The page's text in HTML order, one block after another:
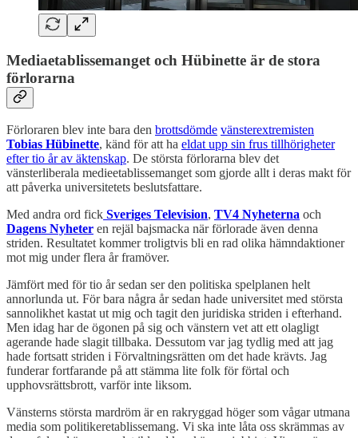
Mediaetablissemanget och Hübinette är de stora
förlorarna
Förloraren blev inte bara den brottsdömde vänsterextremisten
Tobias Hübinette, känd för att ha eldat upp sin frus tillhörigheter
efter tio år av äktenskap. De största förlorarna blev det
vänsterliberala medieetablissemanget som gjorde allt i deras makt för
att påverka universitetets beslutsfattare.
Med andra ord fick Sveriges Television, TV4 Nyheterna och
Dagens Nyheter en rejäl bajsmacka när förlorade även denna
striden. Resultatet kommer troligtvis bli en rad olika hämndaktioner
mot mig under flera år framöver.
Jämfört med för tio år sedan ser den politiska spelplanen helt
annorlunda ut. För bara några år sedan hade universitet med största
sannolikhet kastat ut mig och tagit den juridiska striden i efterhand.
Men idag har de ögonen på sig och vänstern vet att ett olagligt
agerande hade slagit tillbaka. Dessutom var jag tydlig med att jag
hade fortsatt striden i Förvaltningsrätten om det hade krävts. Jag
funderar fortfarande på att stämma lite folk för förtal och
upphovsrättsbrott, varför inte liksom.
Vänsterns största mardröm är en rakryggad höger som vågar utmana
media som politikeretablissemang. Vi ska inte låta oss skrämmas av